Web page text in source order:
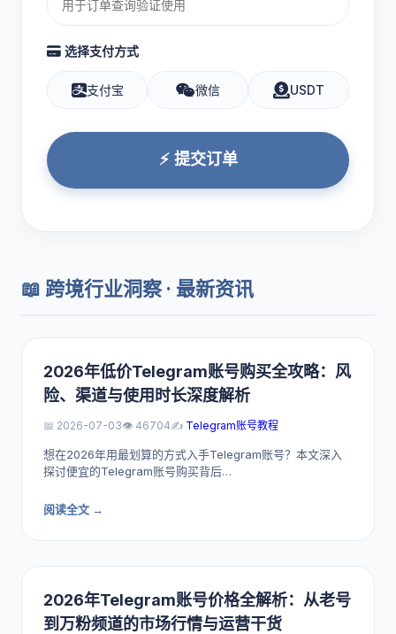
选择支付方式
支付宝 微信 USDT
⚡ 提交订单
📖 跨境行业洞察 · 最新资讯
2026年低价Telegram账号购买全攻略：风
险、渠道与使用时长深度解析
📅 2026-07-03👁️ 46704✍️ Telegram账号教程
想在2026年用最划算的方式入手Telegram账号？本文深入
探讨便宜的Telegram账号购买背后…
阅读全文 →
2026年Telegram账号价格全解析：从老号
到万粉频道的市场行情与运营干货